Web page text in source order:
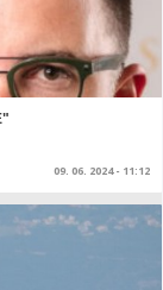
09. 06. 2024 - 11:12